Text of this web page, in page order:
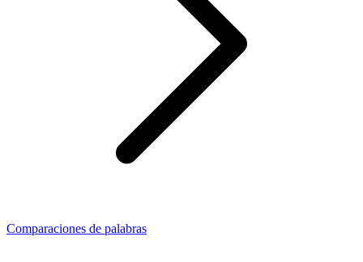
Comparaciones de palabras